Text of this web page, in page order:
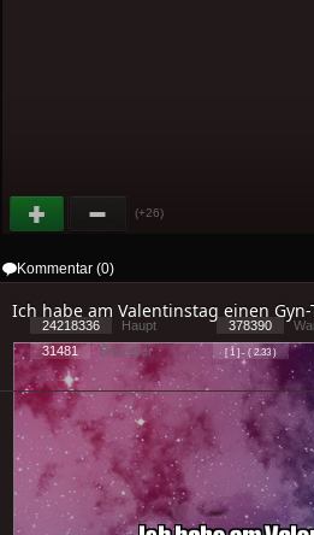
(+26)
Kommentar (0)
Ich habe am Valentinstag einen
24218336 Haupt 378390
31481
Benutzer [ 1 ] - ( 2.33 )